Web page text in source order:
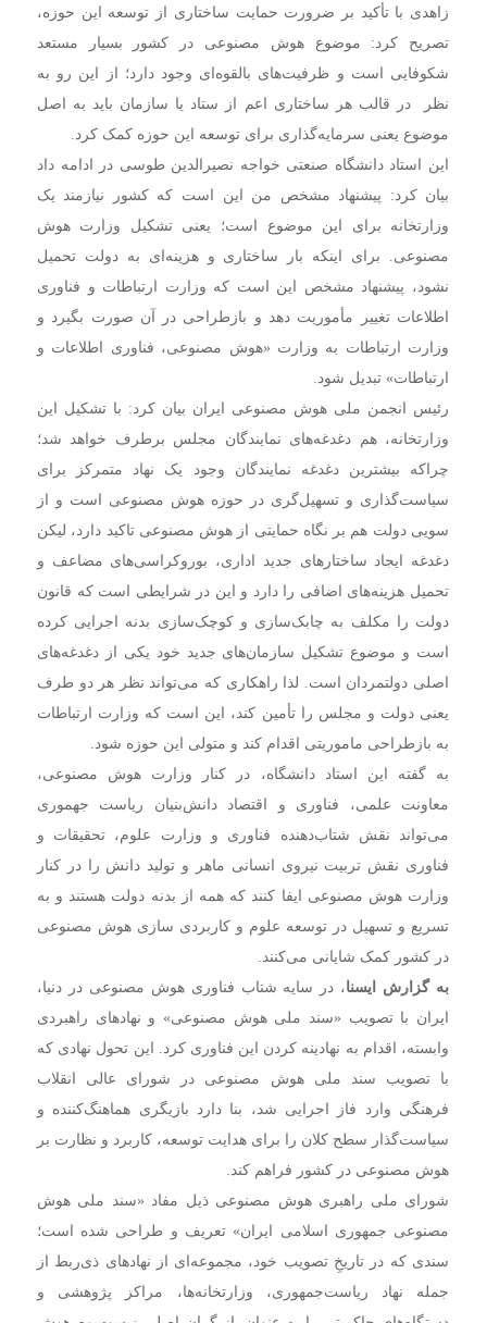
زاهدی با تأکید بر ضرورت حمایت ساختاری از توسعه این حوزه،
تصریح کرد: موضوع هوش مصنوعی در کشور بسیار مستعد
شکوفایی است و ظرفیت‌های بالقوه‌ای وجود دارد؛ از این رو به
نظر در قالب هر ساختاری اعم از ستاد یا سازمان باید به اصل
موضوع یعنی سرمایه‌گذاری برای توسعه این حوزه کمک کرد.
این استاد دانشگاه صنعتی خواجه نصیرالدین طوسی در ادامه داد
بیان کرد: پیشنهاد مشخص من این است که کشور نیازمند یک
وزارتخانه برای این موضوع است؛ یعنی تشکیل وزارت هوش
مصنوعی. برای اینکه بار ساختاری و هزینه‌ای به دولت تحمیل
نشود، پیشنهاد مشخص این است که وزارت ارتباطات و فناوری
اطلاعات تغییر مأموریت دهد و بازطراحی در آن صورت بگیرد و
وزارت ارتباطات به وزارت «هوش مصنوعی، فناوری اطلاعات و
ارتباطات» تبدیل شود.
رئیس انجمن ملی هوش مصنوعی ایران بیان کرد: با تشکیل این
وزارتخانه، هم دغدغه‌های نمایندگان مجلس برطرف خواهد شد؛
چراکه بیشترین دغدغه نمایندگان وجود یک نهاد متمرکز برای
سیاست‌گذاری و تسهیل‌گری در حوزه هوش مصنوعی است و از
سویی دولت هم بر نگاه حمایتی از هوش مصنوعی تاکید دارد، لیکن
دغدغه ایجاد ساختارهای جدید اداری، بوروکراسی‌های مضاعف و
تحمیل هزینه‌های اضافی را دارد و این در شرایطی است که قانون
دولت را مکلف به چابک‌سازی و کوچک‌سازی بدنه اجرایی کرده
است و موضوع تشکیل سازمان‌های جدید خود یکی از دغدغه‌های
اصلی دولتمردان است. لذا راهکاری که می‌تواند نظر هر دو طرف
یعنی دولت و مجلس را تأمین کند، این است که وزارت ارتباطات
به بازطراحی ماموریتی اقدام کند و متولی این حوزه شود.
به گفته این استاد دانشگاه، در کنار وزارت هوش مصنوعی،
معاونت علمی، فناوری و اقتصاد دانش‌بنیان ریاست جهموری
می‌تواند نقش شتاب‌دهنده فناوری و وزارت علوم، تحقیقات و
فناوری نقش تربیت نیروی انسانی ماهر و تولید دانش را در کنار
وزارت هوش مصنوعی ایفا کنند که همه از بدنه دولت هستند و به
تسریع و تسهیل در توسعه علوم و کاربردی‌ سازی هوش مصنوعی
در کشور کمک شایانی می‌کنند.
به گزارش ایسنا، در سایه شتاب فناوری هوش مصنوعی در دنیا،
ایران با تصویب «سند ملی هوش مصنوعی» و نهادهای راهبردی
وابسته، اقدام به نهادینه کردن این فناوری کرد. این تحول نهادی که
با تصویب سند ملی هوش مصنوعی در شورای عالی انقلاب
فرهنگی وارد فاز اجرایی شد، بنا دارد بازیگری هماهنگ‌کننده و
سیاست‌گذار سطح کلان را برای هدایت توسعه، کاربرد و نظارت بر
هوش مصنوعی در کشور فراهم کند.
شورای ملی راهبری هوش مصنوعی ذیل مفاد «سند ملی هوش
مصنوعی جمهوری اسلامی ایران» تعریف و طراحی شده است؛
سندی که در تاریخِ تصویب خود، مجموعه‌ای از نهادهای ذی‌ربط از
جمله نهاد ریاست‌جمهوری، وزارتخانه‌ها، مراکز پژوهشی و